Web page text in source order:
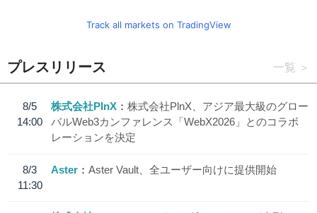
Track all markets on TradingView
プレスリリース 一覧
8/5
14:00
株式会社PlnX
株式会社PlnX、アジア最大級のグロー
バルWeb3カンファレンス「WebX2026」とのコラボ
レーションを決定
8/3
11:30
Aster Aster Vault、全ユーザー向けに提供開始